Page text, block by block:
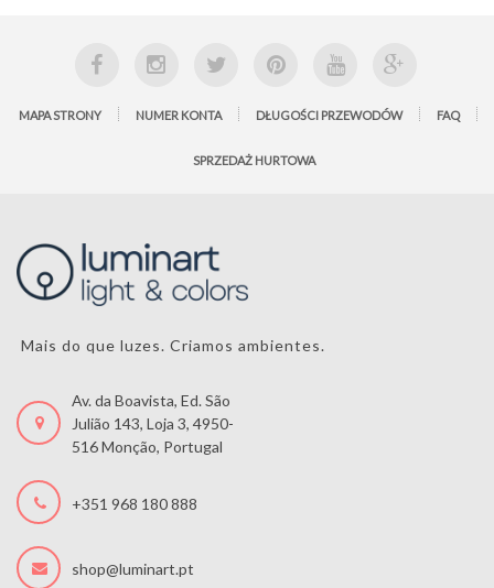
MAPA STRONY NUMER KONTA DŁUGOŚCI PRZEWODÓW FAQ
SPRZEDAŻ HURTOWA
Mais do que luzes. Criamos ambientes.
Av. da Boavista, Ed. São
Julião 143, Loja 3, 4950-
516 Monção, Portugal
+351 968 180 888
shop@luminart.pt